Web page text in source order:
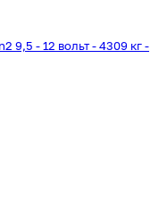
9,5 - 12 вольт - 4309 кг -